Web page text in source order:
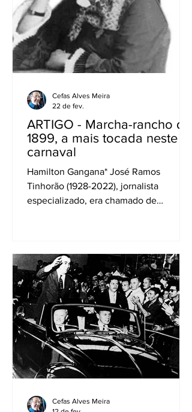
cidadãos de países cujos nomes sequer
cons
ARTIGO - Marcha-rancho de
1899, a mais tocada neste
carnaval
Hamilton Gangana* José Ramos
Tinhorão (1928-2022), jornalista
especializado, era chamado de
muitos anos, escreveu no Jornal do
Brasil (RJ), e em um de seus artigos,
disse uma verdade bem clara: “Não
existe música velha e música nova,
existe música boa e música ruim”. A
ruim é tocada e logo desaparece, é
esquecida, enquanto a música boa
agrada aos ouvidos, tem vid
Cefas Alves Meira
22 de fev.
Cefas Alves Meira